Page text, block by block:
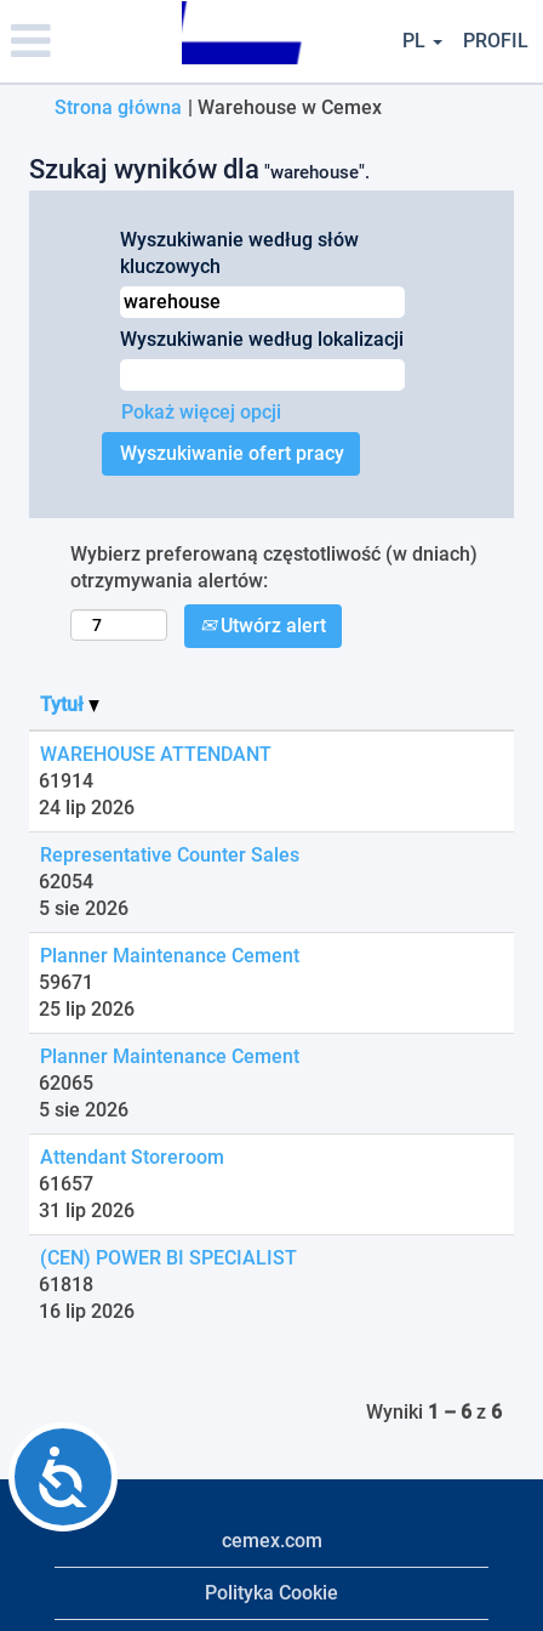
note:
This
website
includes
accessibility
system.
Accessibility
PL PROFIL
Strona główna | Warehouse w Cemex(bieżąca
Szukaj wyników dla "warehouse".
Wyszukiwanie według słów
kluczowych
Wyszukiwanie według lokalizacji
Pokaż więcej opcji
Wybierz preferowaną częstotliwość (w dniach)
otrzymywania alertów:
Utwórz alert
Tytuł
WAREHOUSE ATTENDANT
61914
24 lip 2026
Representative Counter Sales
62054
5 sie 2026
Planner Maintenance Cement
59671
25 lip 2026
Planner Maintenance Cement
62065
5 sie 2026
Attendant Storeroom
61657
31 lip 2026
(CEN) POWER BI SPECIALIST
61818
16 lip 2026
Wyniki 1 – 6 z 6
cemex.com
Polityka Cookie